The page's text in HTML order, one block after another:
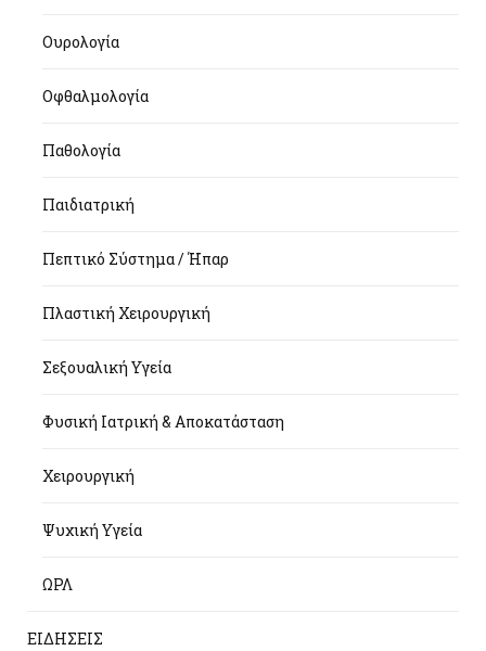
Ουρολογία
Οφθαλμολογία
Παθολογία
Παιδιατρική
Πεπτικό Σύστημα / Ήπαρ
Πλαστική Χειρουργική
Σεξουαλική Υγεία
Φυσική Ιατρική & Αποκατάσταση
Χειρουργική
Ψυχική Υγεία
ΩΡΛ
ΕΙΔΗΣΕΙΣ